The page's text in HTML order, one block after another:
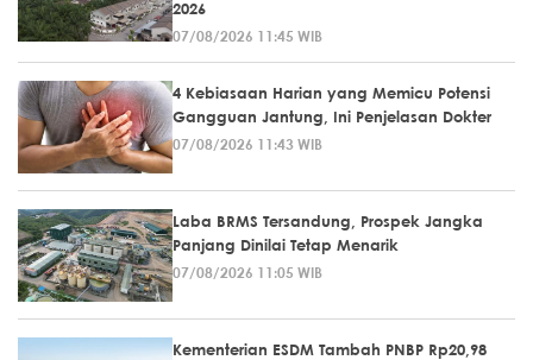
2026
07/08/2026 11:45 WIB
4 Kebiasaan Harian yang Memicu Potensi
Gangguan Jantung, Ini Penjelasan Dokter
07/08/2026 11:43 WIB
Laba BRMS Tersandung, Prospek Jangka
Panjang Dinilai Tetap Menarik
07/08/2026 11:05 WIB
Kementerian ESDM Tambah PNBP Rp20,98